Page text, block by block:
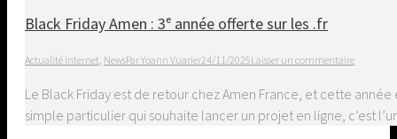
Black Friday Amen : 3ᵉ année offerte sur les .fr
Actualité internet NewsParYoann Vuarier24/11/2025Laisser un commentaire
Le Black Friday est de retour chez Amen France, et cette
simple particulier qui souhaite lancer un projet en ligne, c’est